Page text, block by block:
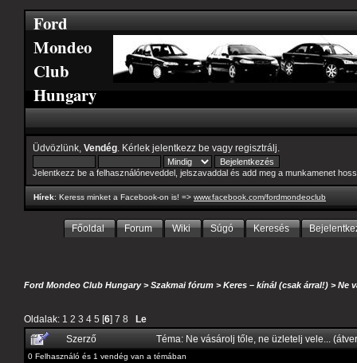
Ford
Mondeo
Club
Hungary
Üdvözlünk, Vendég . Kérlek jelentkezz be vagy regisztrálj
Jelentkezz be a felhasználóneveddel, jelszavaddal és add meg a munkamenet
Hírek: Keress minket a Facebook-on is! => www.facebook.com/fordmondeoclub
Főoldal Forum Wiki Súgó Keresés
Ford Mondeo Club Hungary>Szakmai fórum >Keres – kínál (csak árral!) >Ne
Oldalak: 1 2 3 4 5 [6] 7 8
Le
Szerző
Téma: Ne vásárolj tőle, ne üzletelj vele...
0 Felhasználó és 1 vendég van a témában